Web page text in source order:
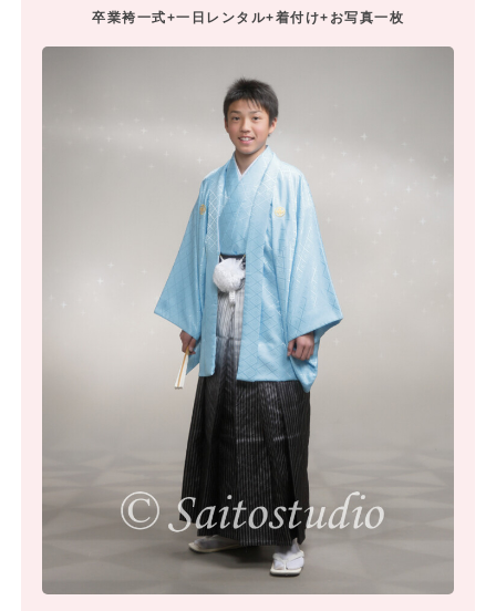
卒業袴一式+一日レンタル+着付け+お写真一枚